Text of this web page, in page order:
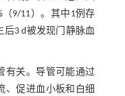
9/11）。其中1例存
3 d被发现门静脉血
有关。导管可能通过
、促进血小板和白细